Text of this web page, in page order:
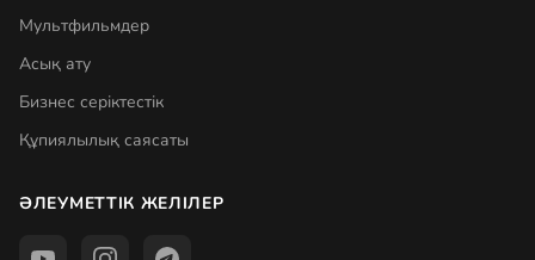
Мультфильмдер
Асық ату
Бизнес серіктестік
Құпиялылық саясаты
ӘЛЕУМЕТТІК ЖЕЛІЛЕР